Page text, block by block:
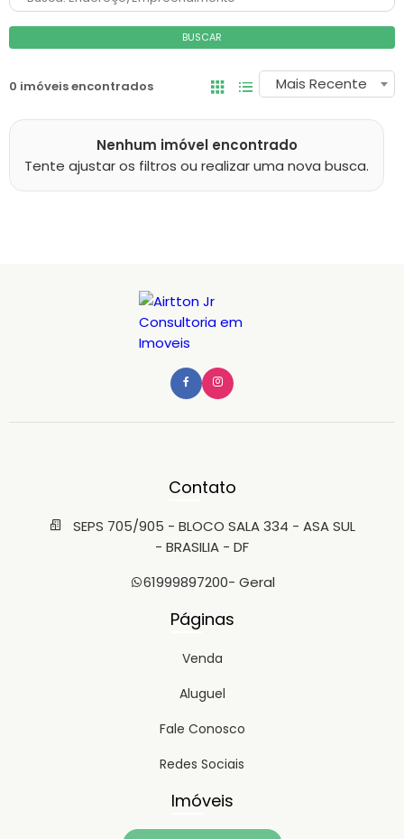
BUSCAR
0 imóveis encontrados Mais Recente
Nenhum imóvel encontrado
Tente ajustar os filtros ou realizar uma nova busca.
Contato
SEPS 705/905 - BLOCO SALA 334 - ASA SUL
- BRASILIA - DF
61999897200- Geral
Páginas
Venda
Aluguel
Fale Conosco
Redes Sociais
Imóveis